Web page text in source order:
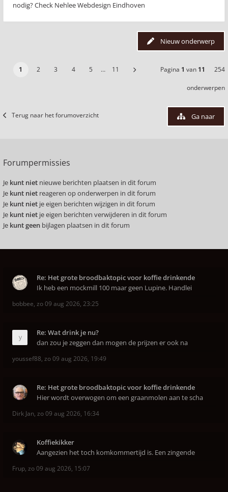
nodig? Check Nehlee Webdesign Eindhoven
Nieuw onderwerp
1 2 3 4 5 … 11 Pagina 1 van 11 254
onderwerpen
Terug naar het forumoverzicht Ga naar
Forumpermissies
Je kunt niet nieuwe berichten plaatsen in dit forum
Je kunt niet reageren op onderwerpen in dit forum
Je kunt niet je eigen berichten wijzigen in dit forum
Je kunt niet je eigen berichten verwijderen in dit forum
Je kunt geen bijlagen plaatsen in dit forum
Re: Het grote broodbaktopic voor koffie drinkende
Ik heb een mockmill 100 maar geen Lupine. Handlei
bobbee, zo 09 aug 2026, 23:25
Re: Wat drink je nu?
dan zou je zeggen dan mogen de prijzen er ook na
youssef88, zo 09 aug 2026, 19:49
Re: Het grote broodbaktopic voor koffie drinkende
Hier wordt overwogen om een graanmolen aan te scha
Dirk Jan, zo 09 aug 2026, 16:34
Koffiekikker
Aangezien het toch komkommertijd is. Een zingende
Frup, zo 09 aug 2026, 15:07